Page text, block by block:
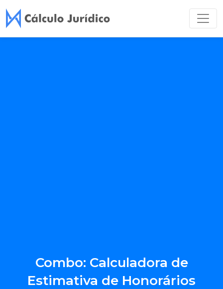
Combo: Calculadora de
Estimativa de Honorários